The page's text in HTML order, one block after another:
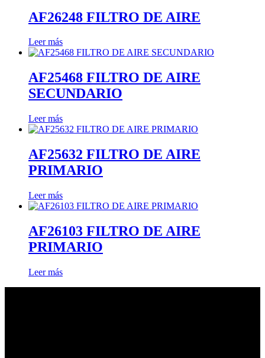
AF26248 FILTRO DE AIRE
Leer más
AF25468 FILTRO DE AIRE
SECUNDARIO
Leer más
AF25632 FILTRO DE AIRE
PRIMARIO
Leer más
AF26103 FILTRO DE AIRE
PRIMARIO
Leer más